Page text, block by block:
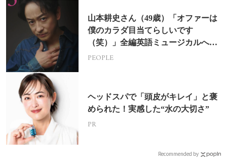
山本耕史さん（49歳）「オファーは
僕のカラダ目当てらしいです
（笑）」全編英語ミュージカルへの
挑戦
PEOPLE
ヘッドスパで「頭皮がキレイ」と褒
められた！実感した“水の大切さ”
PR
Recommended by